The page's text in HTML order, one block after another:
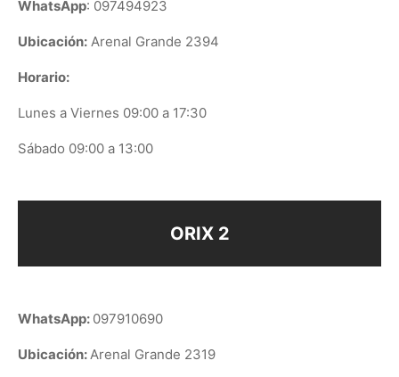
WhatsApp: 097494923
Ubicación: Arenal Grande 2394
Horario:
Lunes a Viernes 09:00 a 17:30
Sábado 09:00 a 13:00
ORIX 2
WhatsApp: 097910690
Ubicación:Arenal Grande 2319